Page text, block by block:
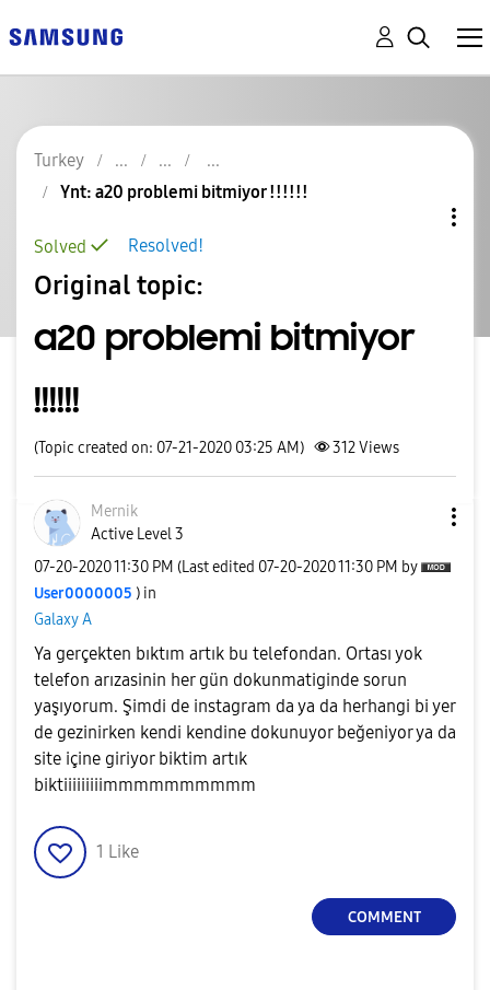
Turkey
Ynt: a20 problemi bitmiyor !!!!!!
Resolved!
Solved
Original topic:
a20 problemi bitmiyor
!!!!!!
(Topic created on: 07-21-2020 03:25 AM) 312Views
Mernik
Active Level 3
‎07-20-202011:30 PM (Last edited ‎07-20-202011:30 PM by
User0000005 ) in
Galaxy A
Ya gerçekten bıktım artık bu telefondan. Ortası yok
telefon arızasinin her gün dokunmatiginde sorun
yaşıyorum. Şimdi de instagram da ya da herhangi bi yer
de gezinirken kendi kendine dokunuyor beğeniyor ya da
site içine giriyor biktim artık
biktiiiiiiiiimmmmmmmmmm
1 Like
COMMENT